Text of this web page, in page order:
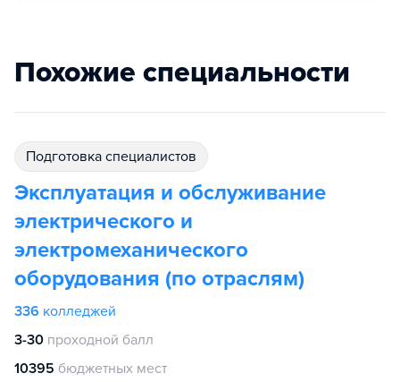
Похожие специальности
подготовка специалистов
Эксплуатация и обслуживание
электрического и
электромеханического
оборудования (по отраслям)
336 колледжей
3-30 проходной балл
10395 бюджетных мест